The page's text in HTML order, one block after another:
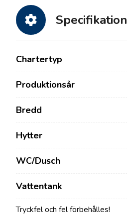
Specifikation
Chartertyp
Produktionsår
Bredd
Hytter
WC/Dusch
Vattentank
Tryckfel och fel förbehålles!
Om oss
Partners